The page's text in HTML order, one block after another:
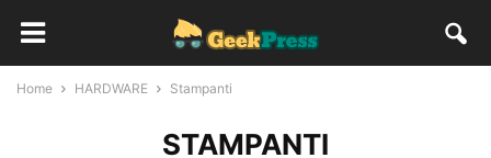
Home HARDWARE Stampanti
STAMPANTI